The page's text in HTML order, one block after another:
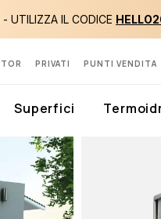
- UTILIZZA IL CODICE
PRIVATI PUNTI VENDITA
Superfici